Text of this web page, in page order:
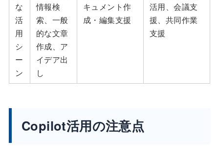
な
活
用
シ
ー
ン
情報検
索、一般
的な文章
作成、ア
イデア出
し
キュメント作
成・編集支援
活用、会議支
援、共同作業
支援
Copilot活用の注意点